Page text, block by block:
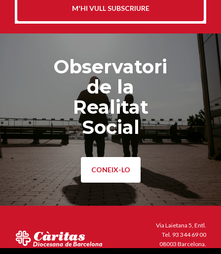
M'HI VULL SUBSCRIURE
Observatori
de la
Realitat
Social
CONEIX-LO
Via Laietana 5, Entl.
Tel. 93 344 69 00
08003 Barcelona.